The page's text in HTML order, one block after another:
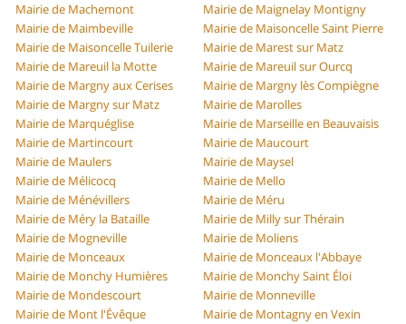
Mairie de Machemont
Mairie de Maignelay Montigny
Mairie de Maimbeville
Mairie de Maisoncelle Saint Pierre
Mairie de Maisoncelle Tuilerie
Mairie de Marest sur Matz
Mairie de Mareuil la Motte
Mairie de Mareuil sur Ourcq
Mairie de Margny aux Cerises
Mairie de Margny lès Compiègne
Mairie de Margny sur Matz
Mairie de Marolles
Mairie de Marquéglise
Mairie de Marseille en Beauvaisis
Mairie de Martincourt
Mairie de Maucourt
Mairie de Maulers
Mairie de Maysel
Mairie de Mélicocq
Mairie de Mello
Mairie de Ménévillers
Mairie de Méru
Mairie de Méry la Bataille
Mairie de Milly sur Thérain
Mairie de Mogneville
Mairie de Moliens
Mairie de Monceaux
Mairie de Monceaux l'Abbaye
Mairie de Monchy Humières
Mairie de Monchy Saint Éloi
Mairie de Mondescourt
Mairie de Monneville
Mairie de Mont l'Évêque
Mairie de Montagny en Vexin